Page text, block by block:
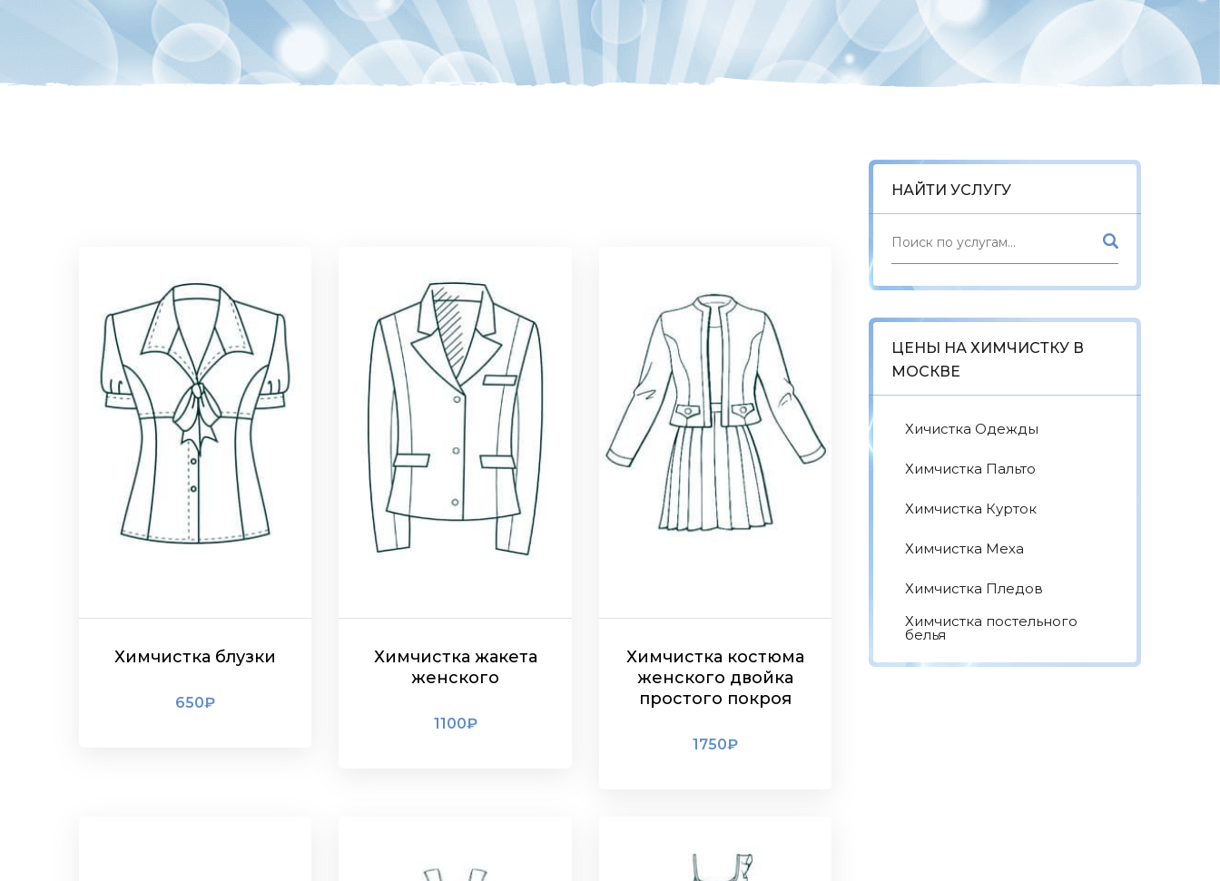
НАЙТИ УСЛУГУ
ЦЕНЫ НА ХИМЧИСТКУ В
МОСКВЕ
Хичистка Одежды
Химчистка Пальто
Химчистка Курток
Химчистка Меха
Химчистка Пледов
Химчистка постельного
белья
Химчистка блузки
650₽
Химчистка жакета
женского
1100₽
Химчистка костюма
женского двойка
простого покроя
1750₽